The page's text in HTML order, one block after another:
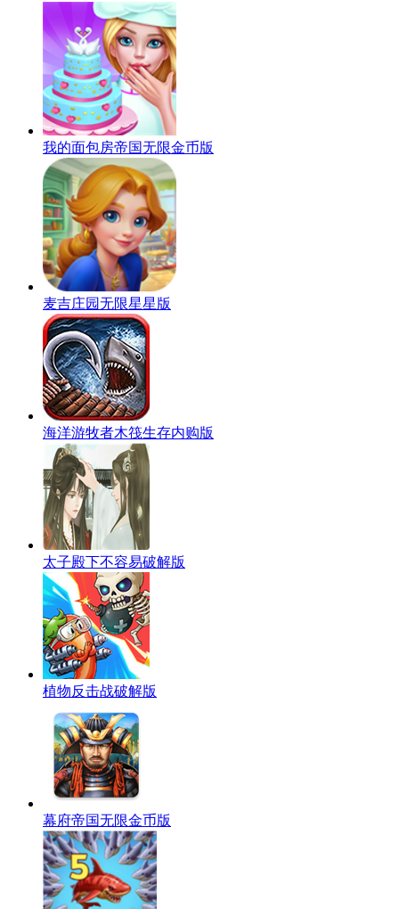
我的面包房帝国无限金币版
麦吉庄园无限星星版
海洋游牧者木筏生存内购版
太子殿下不容易破解版
植物反击战破解版
幕府帝国无限金币版